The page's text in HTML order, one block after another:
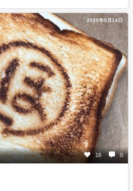
2025年5月14日
16 0